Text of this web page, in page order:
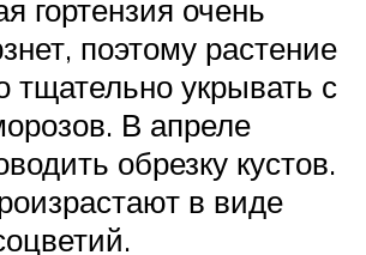
гортензия очень
поэтому растение
тщательно укрывать с
В апреле
обрезку кустов.
в виде